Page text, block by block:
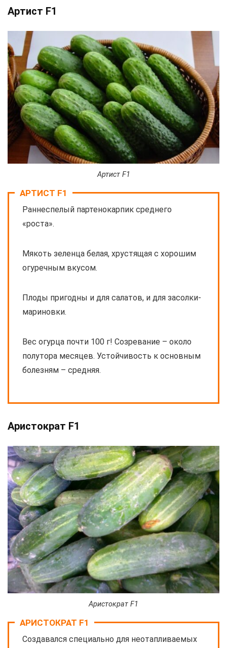
Артист F1
Артист F1
АРТИСТ F1
Раннеспелый партенокарпик среднего
«роста».
Мякоть зеленца белая, хрустящая с хорошим
огуречным вкусом.
Плоды пригодны и для салатов, и для засолки-
мариновки.
Вес огурца почти 100 г! Созревание – около
полутора месяцев. Устойчивость к основным
болезням – средняя.
Аристократ F1
Аристократ F1
АРИСТОКРАТ F1
Создавался специально для неотапливаемых